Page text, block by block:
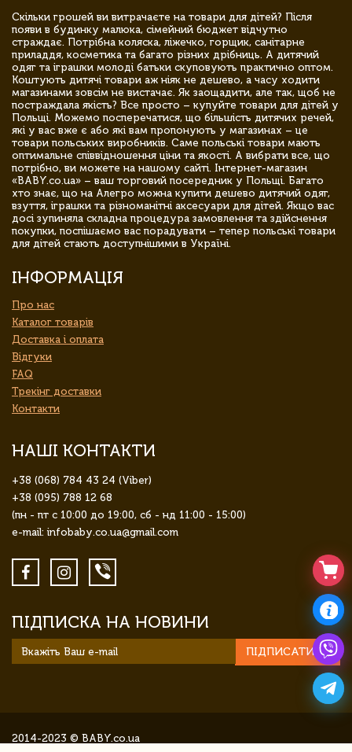
Скільки грошей ви витрачаєте на товари для дітей? Після
появи в будинку малюка, сімейний бюджет відчутно
страждає. Потрібна коляска, ліжечко, горщик, санітарне
приладдя, косметика та багато різних дрібниць. А дитячий
одяг та іграшки молоді батьки скуповують практично оптом.
Коштують дитячі товари аж ніяк не дешево, а часу ходити
магазинами зовсім не вистачає. Як заощадити, але так, щоб не
постраждала якість? Все просто – купуйте товари для дітей у
Польщі. Можемо посперечатися, що більшість дитячих речей,
які у вас вже є або які вам пропонують у магазинах – це
товари польських виробників. Саме польські товари мають
оптимальне співвідношення ціни та якості. А вибрати все, що
потрібно, ви можете на нашому сайті. Інтернет-магазин
«BABY.co.ua» – ваш торговий посередник у Польщі. Багато
хто знає, що на Алегро можна купити дешево дитячий одяг,
взуття, іграшки та різноманітні аксесуари для дітей. Якщо вас
досі зупиняла складна процедура замовлення та здійснення
покупки, поспішаємо вас порадувати – тепер польські товари
для дітей стають доступнішими в Україні.
ІНФОРМАЦІЯ
Про нас
Каталог товарів
Доставка і оплата
Відгуки
FAQ
Трекінг доставки
Контакти
НАШІ КОНТАКТИ
+38 (068) 784 43 24 (Viber)
+38 (095) 788 12 68
(пн - пт с 10:00 до 19:00, сб - нд 11:00 - 15:00)
e-mail: infobaby.co.ua@gmail.com
ПІДПИСКА НА НОВИНИ
ПІДПИСАТИСЯ
2014-2023 © BABY.co.ua